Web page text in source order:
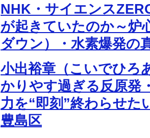
NHK・サイエンス
が起きていたのか～炉
ダウン）・水素爆発の
小出裕章（こいでひろ
かりやす過ぎる反原発
力を“即刻”終わらせた
豊島区